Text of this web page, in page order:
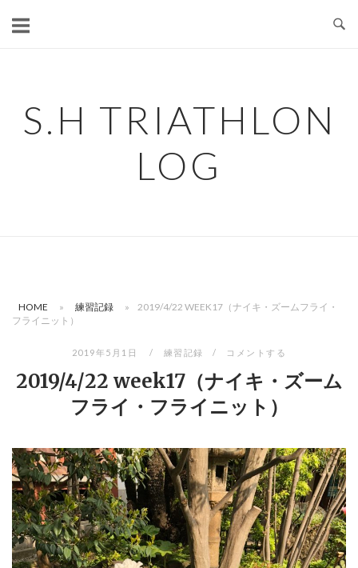
S.H TRIATHLON
LOG
HOME » 練習記録 »
2019/4/22 WEEK17（ナイキ・ズームフライ・
フライニット）
2019年5月1日 練習記録 コメントする
2019/4/22 week17（ナイキ・ズーム
フライ・フライニット）